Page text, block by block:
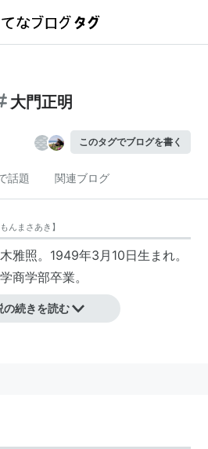
大門正明
このタグでブログを書く
話題 関連ブログ
んまさあき 】
雅照。1949年3月10日生まれ。
商学部卒業。
の続きを読む